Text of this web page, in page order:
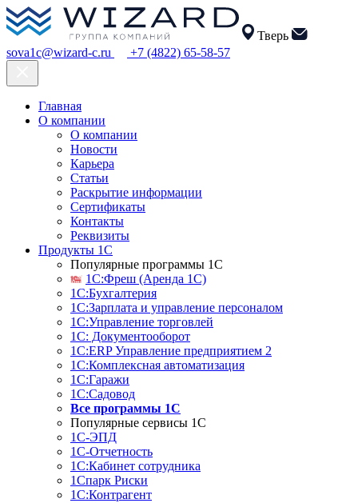
Тверь
sova1c@wizard-c.ru
+7 (4822) 65-58-57
Главная
О компании
О компании
Новости
Карьера
Статьи
Раскрытие информации
Сертификаты
Контакты
Реквизиты
Продукты 1С
Популярные программы 1С
1С:Фреш (Аренда 1С)
1С:Бухгалтерия
1С:Зарплата и управление персоналом
1С:Управление торговлей
1С: Документооборот
1С:ERP Управление предприятием 2
1С:Комплексная автоматизация
1С:Гаражи
1С:Садовод
Все программы 1С
Популярные сервисы 1С
1С-ЭПД
1С-Отчетность
1С:Кабинет сотрудника
1Спарк Риски
1С:Контрагент